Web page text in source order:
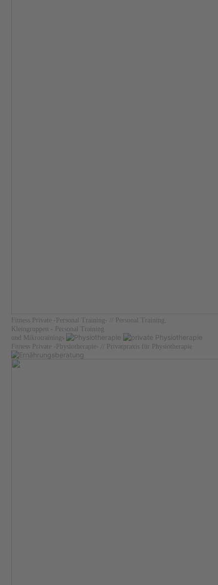
Fitness Private -Personal Training-
// Personal Training,
Kleingruppen - Personal Training
und Mikrotrainings
Fitness Private -Physiotherapie- // Privatpraxis für Physiotherapie